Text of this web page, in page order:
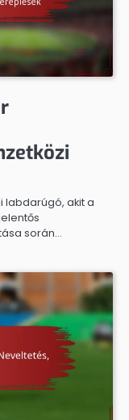
labdarúgó, akit a
során…